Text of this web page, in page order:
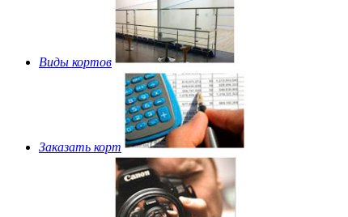
Виды кортов
Заказать корт